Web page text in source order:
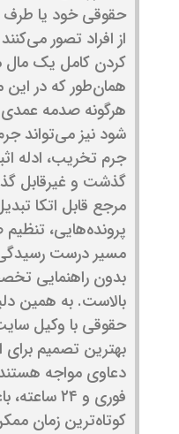
حقوقی خود یا طرف
از افراد تصور
کردن کامل یک مال
همان‌طور که در
هرگونه صدمه عمدی
شود نیز می‌تواند
جرم تخریب، ادله
گذشت و غیرقابل
مرجع قابل اتکا
پرونده‌هایی،
مسیر درست
بدون راهنمایی
بالاست. به همین
حقوقی با وکیل
بهترین تصمیم برای
دعاوی مواجه
فوری و ۲۴
کوتاه‌ترین زمان